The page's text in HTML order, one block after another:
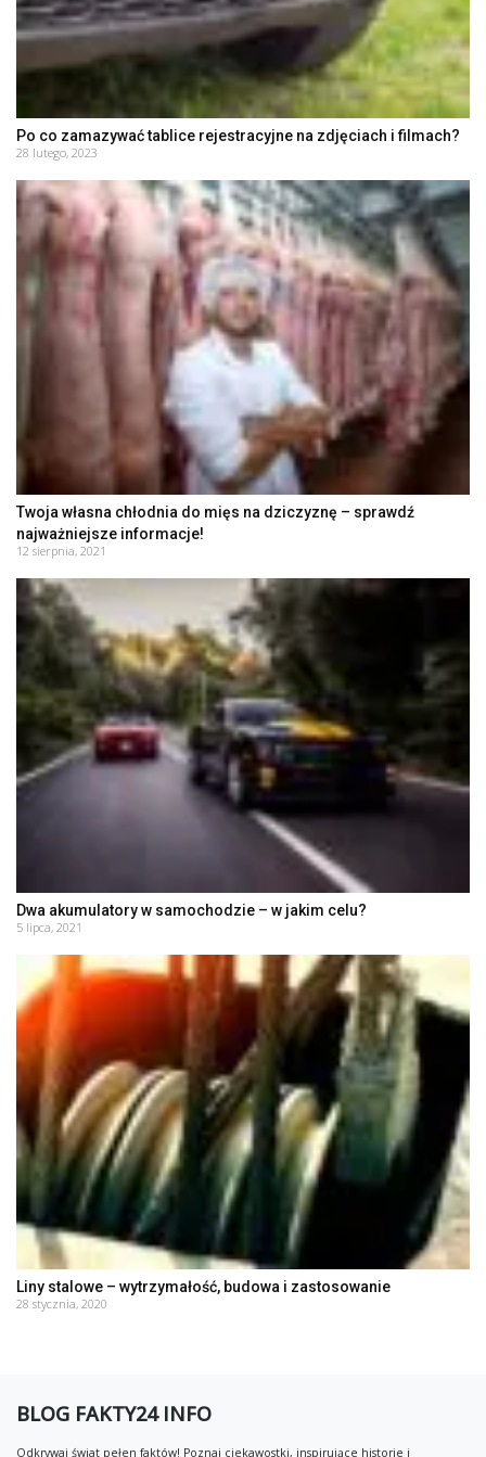
Po co zamazywać tablice rejestracyjne na zdjęciach i filmach?
28 lutego, 2023
Twoja własna chłodnia do mięs na dziczyznę – sprawdź
najważniejsze informacje!
12 sierpnia, 2021
Dwa akumulatory w samochodzie – w jakim celu?
5 lipca, 2021
Liny stalowe – wytrzymałość, budowa i zastosowanie
28 stycznia, 2020
BLOG FAKTY24 INFO
Odkrywaj świat pełen faktów! Poznaj ciekawostki, inspirujące historie i